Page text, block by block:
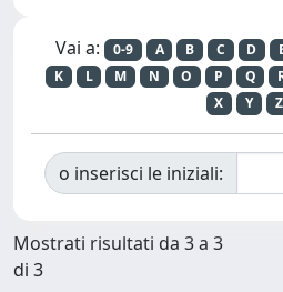
Vai a: 0-9 A B C D
K
L M N O P Q
X
Y Z
o inserisci le iniziali:
Mostrati risultati da 3 a 3
di 3